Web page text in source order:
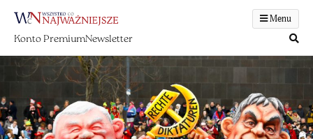
Menu
Konto PremiumNewsletter